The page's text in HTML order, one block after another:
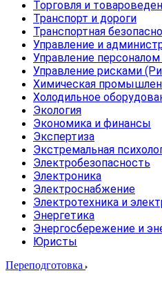
Торговля и
Транспорт и дороги
Транспортная
Управление и
Управление персоналом
Управление рисками
Химическая
Холодильное
Экология
Экономика и финансы
Экспертиза
Экстремальная
Электробезопасность
Электроника
Электроснабжение
Электротехника и
Энергетика
Энергосбережение и
Юристы
Переподготовка